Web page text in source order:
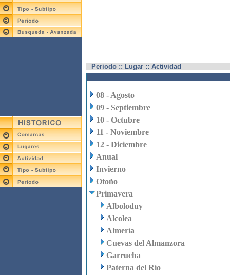
Periodo :: Lugar :: Actividad
08 - Agosto
09 - Septiembre
10 - Octubre
11 - Noviembre
12 - Diciembre
Anual
Invierno
Otoño
Primavera
Alboloduy
Alcolea
Almería
Cuevas del Almanzora
Garrucha
Paterna del Río